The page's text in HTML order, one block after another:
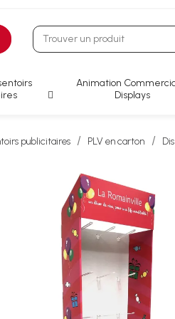
Animation
Displays
publicitaires PLV en carton